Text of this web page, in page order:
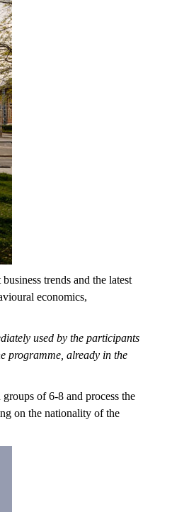
trends and the latest
economics,
used by the participants
programme, already in the
of 6-8 and process the
on the nationality of the